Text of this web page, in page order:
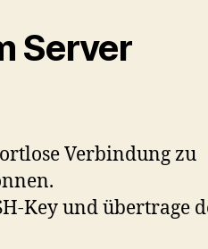
Server
Verbindung zu
Key und übertrage